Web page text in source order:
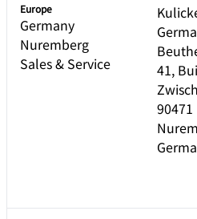
Europe
Germany
Nuremberg
Sales & Service
41,
90471